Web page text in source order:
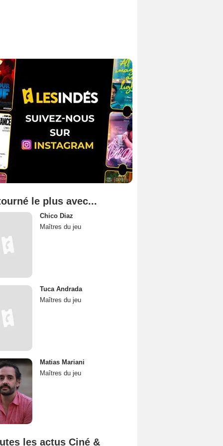
le plus avec...
Chico Diaz
Maîtres du jeu
Tuca Andrada
Maîtres du jeu
Matias Mariani
Maîtres du jeu
les actus Ciné &